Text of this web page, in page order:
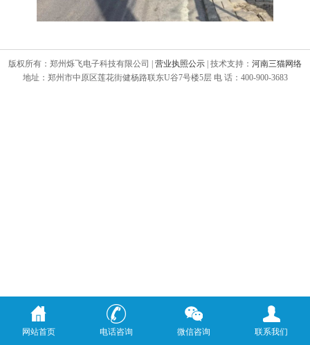
版权所有：郑州烁飞电子科技有限公司 | 营业执照公示 | 技术支持： 河南三猫网络
地址：郑州市中原区莲花街健杨路联东U谷7号楼5层 电 话：400-900-3683
网站首页 电话咨询 微信咨询 联系我们